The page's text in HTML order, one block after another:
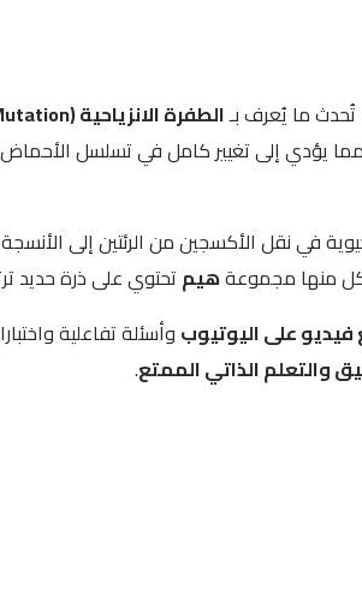
تُحدث ما يُعرف بـالطفرة الانزياحية (Frame-shift Mutation)
يؤدي إلى تغيير كامل في تسلسل الأحماض
في نقل الأكسجين من الرئتين إلى
منها مجموعةهيمتحتوي على ذرة حديد
على اليوتيوب وأسئلة تفاعلية
والتعلم الذاتي الممتع.